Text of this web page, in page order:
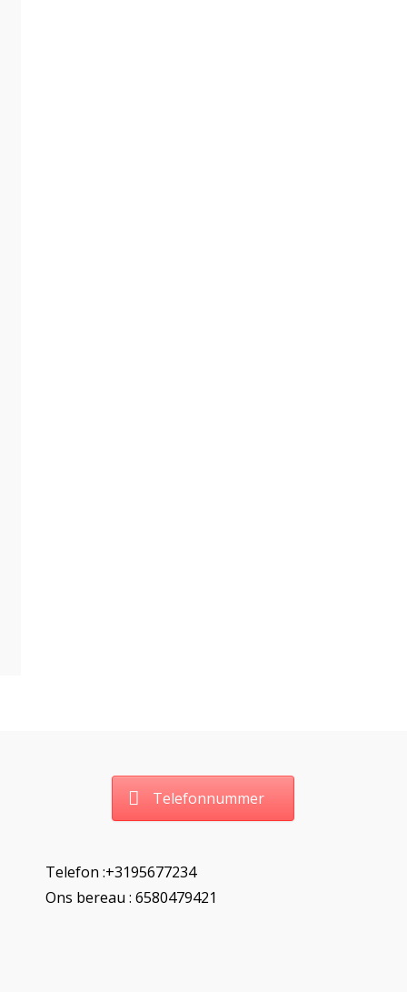
Telefonnummer
Telefon :+3195677234
Ons bereau : 6580479421